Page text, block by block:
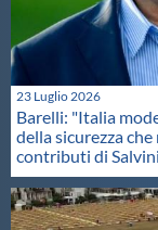
23 Luglio 2026
Barelli: "Italia
della sicurezza
contributi di